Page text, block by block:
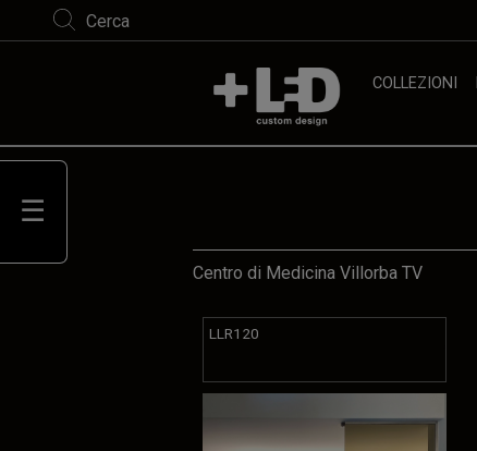
Cerca
COLLEZIONI
Centro di Medicina Villorba TV
LLR120